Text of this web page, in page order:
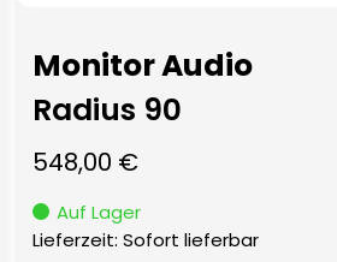
Monitor Audio
Radius 90
548,00 €
Auf Lager
Lieferzeit: Sofort lieferbar